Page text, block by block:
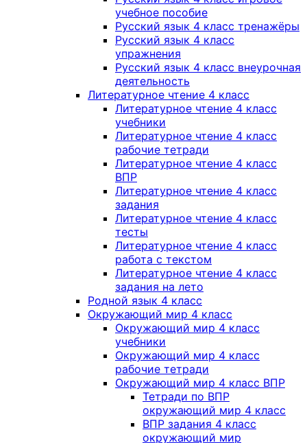
учебное пособие
Русский язык 4 класс тренажёры
Русский язык 4 класс
упражнения
Русский язык 4 класс внеурочная
деятельность
Литературное чтение 4 класс
Литературное чтение 4 класс
учебники
Литературное чтение 4 класс
рабочие тетради
Литературное чтение 4 класс
ВПР
Литературное чтение 4 класс
задания
Литературное чтение 4 класс
тесты
Литературное чтение 4 класс
работа с текстом
Литературное чтение 4 класс
задания на лето
Родной язык 4 класс
Окружающий мир 4 класс
Окружающий мир 4 класс
учебники
Окружающий мир 4 класс
рабочие тетради
Окружающий мир 4 класс ВПР
Тетради по ВПР
окружающий мир 4 класс
ВПР задания 4 класс
окружающий мир